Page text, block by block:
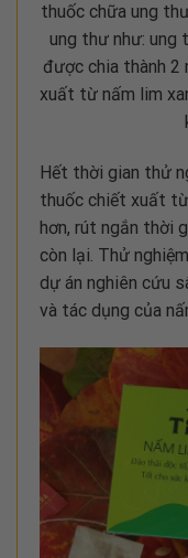
thuốc chữa ung
ung thư như: ung
được chia thành 2
xuất từ nấm lim
Hết thời gian thử
thuốc chiết xuất
hơn, rút ngắn thời
còn lại. Thử
dự án nghiên cứu
và tác dụng của